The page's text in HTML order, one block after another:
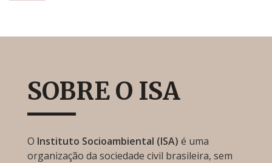
SOBRE O ISA
O Instituto Socioambiental (ISA) é uma
organização da sociedade civil brasileira, sem